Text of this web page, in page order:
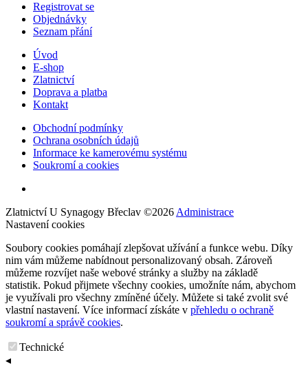
Registrovat se
Objednávky
Seznam přání
Úvod
E-shop
Zlatnictví
Doprava a platba
Kontakt
Obchodní podmínky
Ochrana osobních údajů
Informace ke kamerovému systému
Soukromí a cookies
Zlatnictví U Synagogy Břeclav ©2026 Administrace
Nastavení cookies
Soubory cookies pomáhají zlepšovat užívání a funkce webu. Díky
nim vám můžeme nabídnout personalizovaný obsah. Zároveň
můžeme rozvíjet naše webové stránky a služby na základě
statistik. Pokud přijmete všechny cookies, umožníte nám, abychom
je využívali pro všechny zmíněné účely. Můžete si také zvolit své
vlastní nastavení. Více informací získáte v přehledu o ochraně
soukromí a správě cookies.
Technické
◂